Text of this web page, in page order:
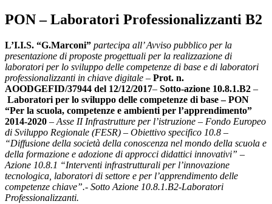
PON – Laboratori Professionalizzanti B2
L’I.I.S. “G.Marconi” partecipa all’ Avviso pubblico per la
presentazione di proposte progettuali per la realizzazione di
laboratori per lo sviluppo delle competenze di base e di laboratori
professionalizzanti in chiave digitale – Prot. n.
AOODGEFID/37944 del 12/12/2017– Sotto-azione 10.8.1.B2 –
Laboratori per lo sviluppo delle competenze di base – PON
“Per la scuola, competenze e ambienti per l’apprendimento”
2014-2020 – Asse II Infrastrutture per l’istruzione – Fondo Europeo
di Sviluppo Regionale (FESR) – Obiettivo specifico 10.8 –
“Diffusione della società della conoscenza nel mondo della scuola e
della formazione e adozione di approcci didattici innovativi” –
Azione 10.8.1 “Interventi infrastrutturali per l’innovazione
tecnologica, laboratori di settore e per l’apprendimento delle
competenze chiave”.- Sotto Azione 10.8.1.B2-Laboratori
Professionalizzanti.